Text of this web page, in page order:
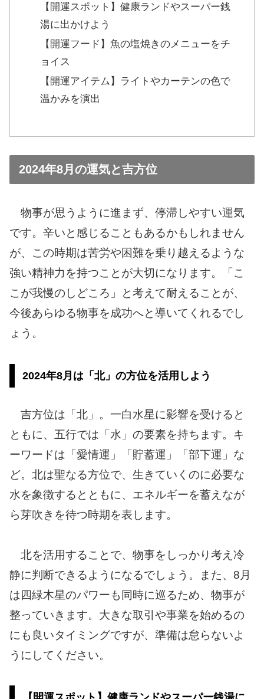
【開運スポット】健康ランドやスーパー銭
湯に出かけよう
【開運フード】魚の塩焼きのメニューをチ
ョイス
【開運アイテム】ライトやカーテンの色で
温かみを演出
2024年8月の運気と吉方位
物事が思うように進まず、停滞しやすい運気
です。辛いと感じることもあるかもしれません
が、この時期は苦労や困難を乗り越えるような
強い精神力を持つことが大切になります。「こ
こが我慢のしどころ」と考えて耐えることが、
今後あらゆる物事を成功へと導いてくれるでし
ょう。
2024年8月は「北」の方位を活用しよう
吉方位は「北」。一白水星に影響を受けると
ともに、五行では「水」の要素を持ちます。キ
ーワードは「愛情運」「貯蓄運」「部下運」な
ど。北は聖なる方位で、生きていくのに必要な
水を象徴するとともに、エネルギーを蓄えなが
ら芽吹きを待つ時期を表します。
北を活用することで、物事をしっかり考え冷
静に判断できるようになるでしょう。また、8月
は四緑木星のパワーも同時に巡るため、物事が
整っていきます。大きな取引や事業を始めるの
にも良いタイミングですが、準備は怠らないよ
うにしてください。